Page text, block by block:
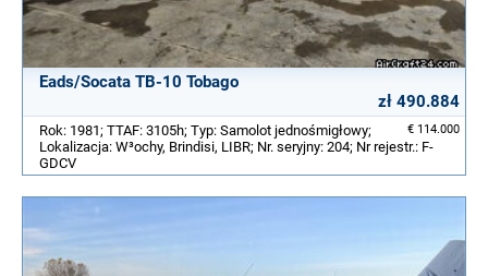
Eads/Socata TB-10 Tobago
zł 490.884
€ 114.000
Rok: 1981; TTAF: 3105h; Typ: Samolot jednośmigłowy;
Lokalizacja: W³ochy, Brindisi, LIBR; Nr. seryjny: 204; Nr rejestr.: F-
GDCV